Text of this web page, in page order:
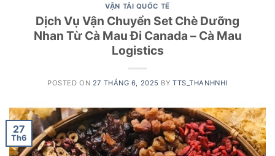
VẬN TẢI QUỐC TẾ
Dịch Vụ Vận Chuyển Set Chè Dưỡng
Nhan Từ Cà Mau Đi Canada – Cà Mau
Logistics
POSTED ON 27 THÁNG 6, 2025 BYTTS_THANHNHI
27
Th6